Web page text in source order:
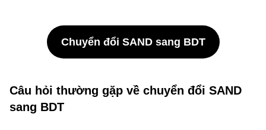
Chuyển đổi SAND sang BDT
Câu hỏi thường gặp về chuyển đổi SAND
sang BDT